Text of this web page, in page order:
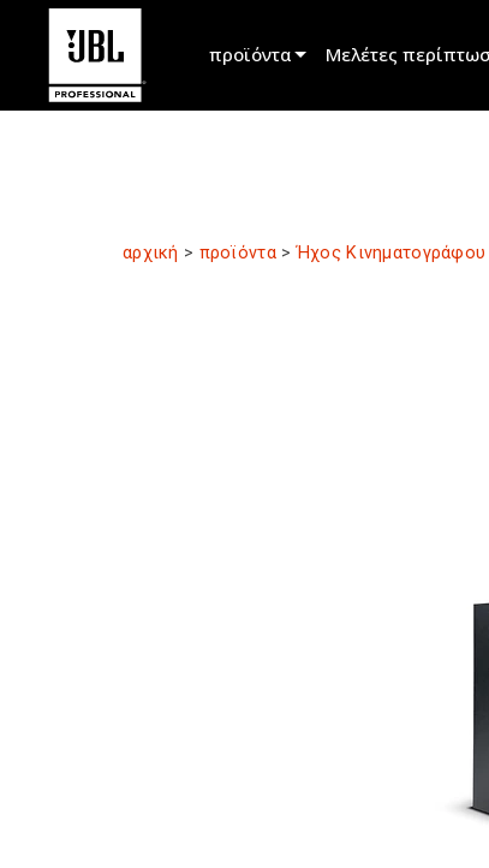
προϊόντα Μελέτες
αρχική > προϊόντα>Ήχος Κινηματογράφου